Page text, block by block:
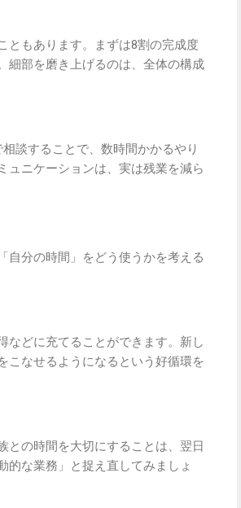
ともあります。まずは8割の完成度
細部を磨き上げるのは、全体の構成
談することで、数時間かかるやり
ュニケーションは、実は残業を減ら
自分の時間」をどう使うかを考える
などに充てることができます。新し
こなせるようになるという好循環を
との時間を大切にすることは、翌日
な業務」と捉え直してみましょ